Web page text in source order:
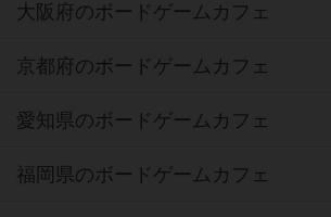
大阪府のボードゲームカフェ
京都府のボードゲームカフェ
愛知県のボードゲームカフェ
福岡県のボードゲームカフェ